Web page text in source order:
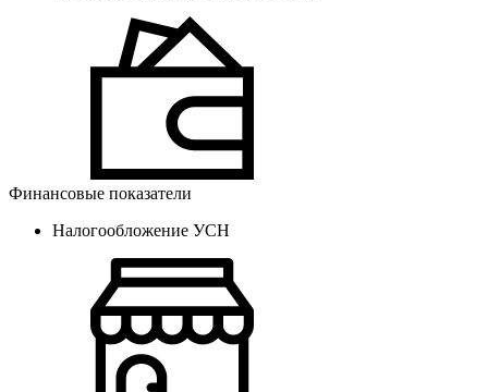
Финансовые показатели
Налогообложение УСН